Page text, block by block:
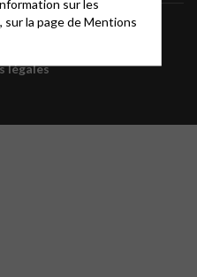
FAQ Glossaire
légales
sur les
sur la page deMentions